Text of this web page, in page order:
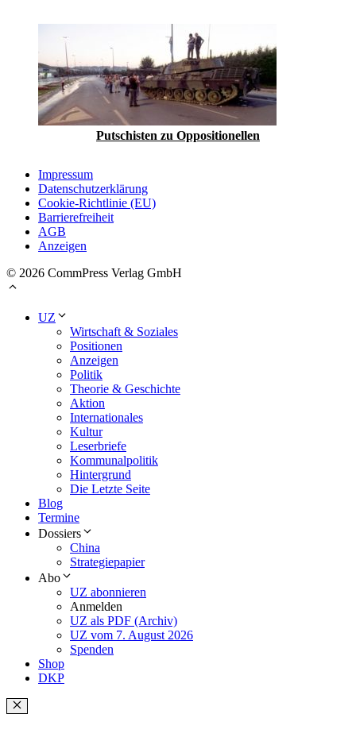
Putschisten zu Oppositionellen
Impressum
Datenschutzerklärung
Cookie-Richtlinie (EU)
Barrierefreiheit
AGB
Anzeigen
© 2026 CommPress Verlag GmbH
UZ
Wirtschaft & Soziales
Positionen
Anzeigen
Politik
Theorie & Geschichte
Aktion
Internationales
Kultur
Leserbriefe
Kommunalpolitik
Hintergrund
Die Letzte Seite
Blog
Termine
Dossiers
China
Strategiepapier
Abo
UZ abonnieren
Anmelden
UZ als PDF (Archiv)
UZ vom 7. August 2026
Spenden
Shop
DKP
Schließen